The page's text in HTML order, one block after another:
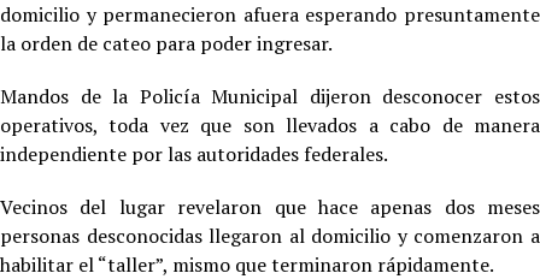
domicilio y permanecieron afuera esperando presuntamente
la orden de cateo para poder ingresar.
Mandos de la Policía Municipal dijeron desconocer estos
operativos, toda vez que son llevados a cabo de manera
independiente por las autoridades federales.
Vecinos del lugar revelaron que hace apenas dos meses
personas desconocidas llegaron al domicilio y comenzaron a
habilitar el “taller”, mismo que terminaron rápidamente.